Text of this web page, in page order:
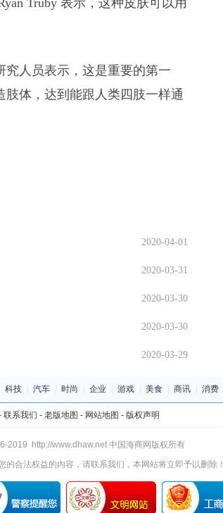
Truby 表示，这种皮肤可以用
究人员表示，这是重要的第一
体，达到能跟人类四肢一样通
2020-04-01
2020-03-31
2020-03-30
2020-03-30
2020-03-29
科技 汽车 时尚 企业 游戏 美食 商讯 消费
联系我们 - 老版地图 - 网站地图 - 版权声明
2019 http://www.dhaw.net 中国海商网版权所有
的合法权益的内容，请联系我们，本网站将立即予以删除！